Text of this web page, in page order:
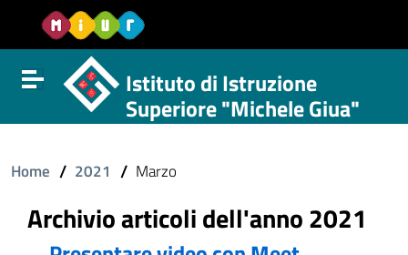
Vai al contenuto
Vail al menu di navigazione
Vai al footer
Attiva disattiva la navigazione
Istituto di Istruzione
Superiore "Michele Giua"
Home / 2021 / Marzo
Archivio articoli dell'anno 2021